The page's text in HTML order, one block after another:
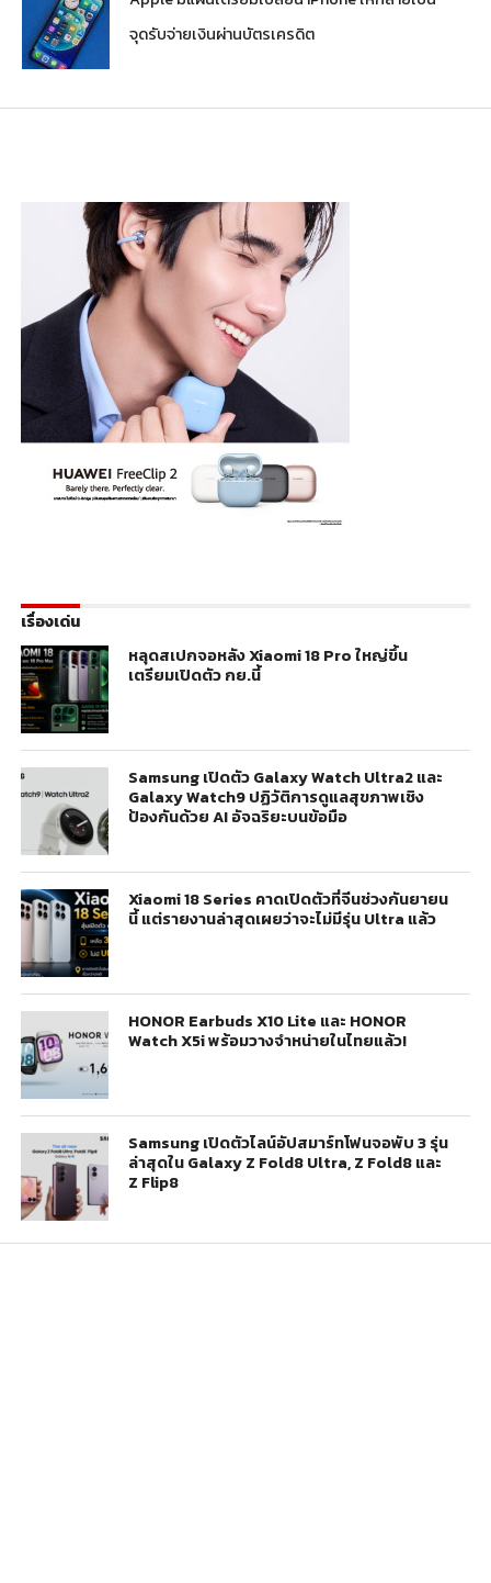
จุดรับจ่ายเงินผ่านบัตรเครดิต
เรื่องเด่น
หลุดสเปกจอหลัง Xiaomi 18 Pro ใหญ่ขึ้น
เตรียมเปิดตัว กย.นี้
Samsung เปิดตัว Galaxy Watch Ultra2 และ
Galaxy Watch9 ปฏิวัติการดูแลสุขภาพเชิง
ป้องกันด้วย AI อัจฉริยะบนข้อมือ
Xiaomi 18 Series คาดเปิดตัวที่จีนช่วงกันยายน
นี้ แต่รายงานล่าสุดเผยว่าจะไม่มีรุ่น Ultra แล้ว
HONOR Earbuds X10 Lite และ HONOR
Watch X5i พร้อมวางจำหน่ายในไทยแล้ว!
Samsung เปิดตัวไลน์อัปสมาร์ทโฟนจอพับ 3 รุ่น
ล่าสุดใน Galaxy Z Fold8 Ultra, Z Fold8 และ
Z Flip8